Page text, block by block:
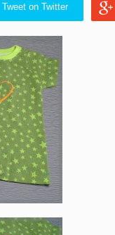
Tweet on Twitter